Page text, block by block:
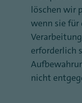
löschen wir
wenn sie für
erforderlich
nicht